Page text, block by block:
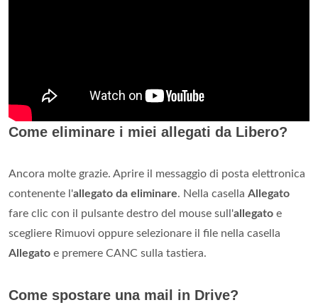
Come eliminare i miei allegati da Libero?
Ancora molte grazie. Aprire il messaggio di posta elettronica
contenente l'allegato da eliminare. Nella casella Allegato
fare clic con il pulsante destro del mouse sull'allegato e
scegliere Rimuovi oppure selezionare il file nella casella
Allegato e premere CANC sulla tastiera.
Come spostare una mail in Drive?